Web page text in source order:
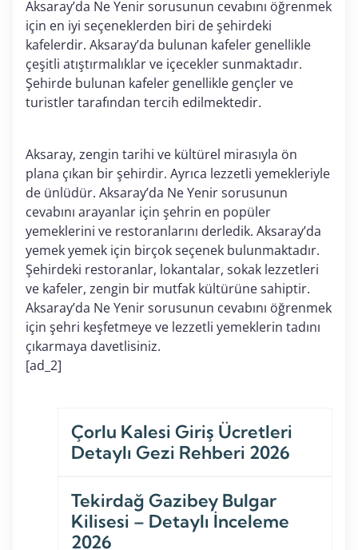
Aksaray’da Ne Yenir sorusunun cevabını öğrenmek
için en iyi seçeneklerden biri de şehirdeki
kafelerdir. Aksaray’da bulunan kafeler genellikle
çeşitli atıştırmalıklar ve içecekler sunmaktadır.
Şehirde bulunan kafeler genellikle gençler ve
turistler tarafından tercih edilmektedir.
Aksaray, zengin tarihi ve kültürel mirasıyla ön
plana çıkan bir şehirdir. Ayrıca lezzetli yemekleriyle
de ünlüdür. Aksaray’da Ne Yenir sorusunun
cevabını arayanlar için şehrin en popüler
yemeklerini ve restoranlarını derledik. Aksaray’da
yemek yemek için birçok seçenek bulunmaktadır.
Şehirdeki restoranlar, lokantalar, sokak lezzetleri
ve kafeler, zengin bir mutfak kültürüne sahiptir.
Aksaray’da Ne Yenir sorusunun cevabını öğrenmek
için şehri keşfetmeye ve lezzetli yemeklerin tadını
çıkarmaya davetlisiniz.
[ad_2]
Çorlu Kalesi Giriş Ücretleri
Detaylı Gezi Rehberi 2026
Tekirdağ Gazibey Bulgar
Kilisesi – Detaylı İnceleme
2026